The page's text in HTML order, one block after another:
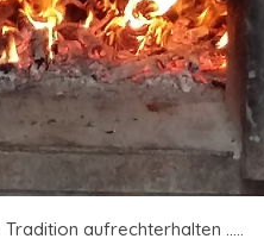
aufrechterhalten .....